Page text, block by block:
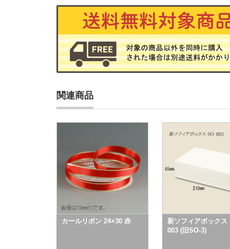
関連商品
カールリボン 24×30 赤
新ソフィアボックス
003 (旧SO-3)